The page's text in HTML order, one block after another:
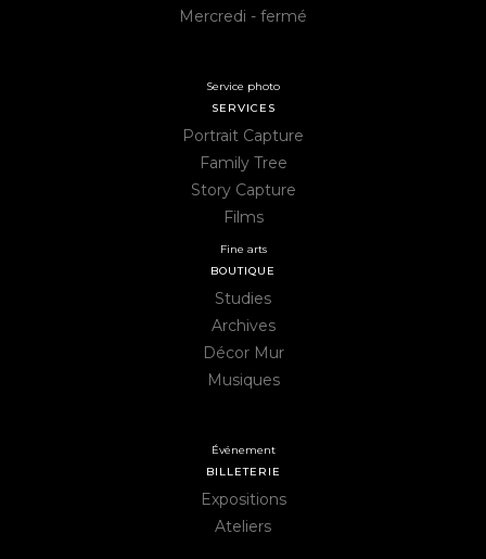
Mercredi - fermé
Service photo
SERVICES
Portrait Capture
Family Tree
Story Capture
Films
Fine arts
BOUTIQUE
Studies
Archives
Décor Mur
Musiques
Événement
BILLETERIE
Expositions
Ateliers